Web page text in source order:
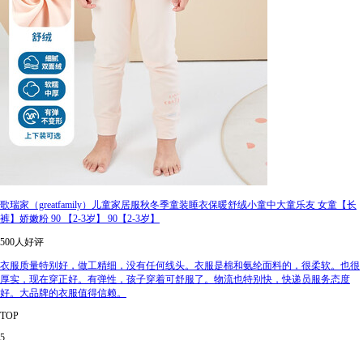
歌瑞家（greatfamily）儿童家居服秋冬季童装睡衣保暖舒绒小童中大童乐友 女童【长
裤】娇嫩粉 90 【2-3岁】 90【2-3岁】
500人好评
衣服质量特别好，做工精细，没有任何线头。衣服是棉和氨纶面料的，很柔软。也很
厚实，现在穿正好。有弹性，孩子穿着可舒服了。物流也特别快，快递员服务态度
好。大品牌的衣服值得信赖。
TOP
5